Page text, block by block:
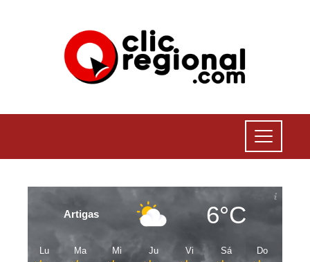
Artigas 6°C
Lu Ma Mi Ju Vi Sá Do